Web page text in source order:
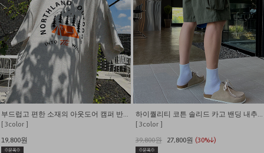
부드럽고 편한 소재의 아웃도어 캠퍼 반팔티
[ 3color ]
19,800원
하이퀄리티 코튼 솔리드 카고 밴딩 내추럴핏 반바지
[ 3color ]
39,800원
27,800원 (30%↓)